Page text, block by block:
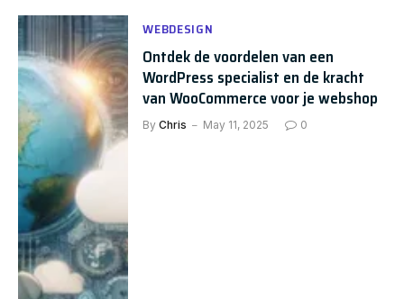
WEBDESIGN
Ontdek de voordelen van een
WordPress specialist en de kracht
van WooCommerce voor je webshop
By Chris May 11, 2025 0